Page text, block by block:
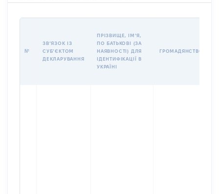
№
ЗВʼЯЗОК ІЗ
СУБʼЄКТОМ
ДЕКЛАРУВАННЯ
ПРІЗВИЩЕ, ІМʼЯ,
ПО БАТЬКОВІ (ЗА
НАЯВНОСТІ) ДЛЯ
ІДЕНТИФІКАЦІЇ В
УКРАЇНІ
ГРОМАДЯНСТВО